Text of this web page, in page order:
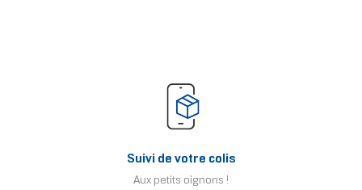
Suivi de votre colis
Aux petits oignons !